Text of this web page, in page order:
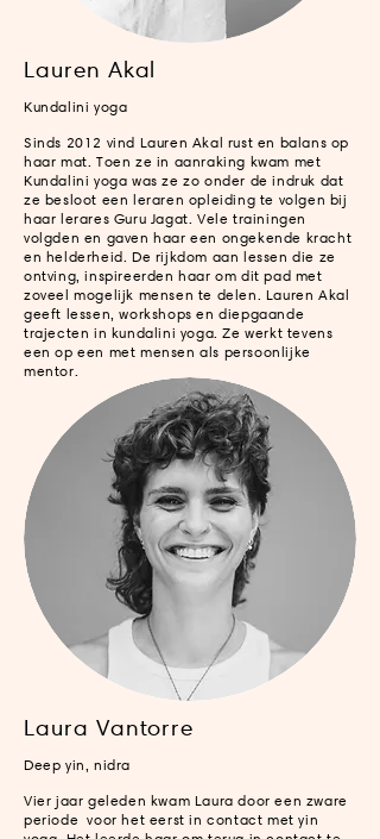
Lauren Akal
Kundalini yoga
Sinds 2012 vind Lauren Akal rust en balans op
haar mat. Toen ze in aanraking kwam met
Kundalini yoga was ze zo onder de indruk dat
ze besloot een leraren opleiding te volgen bij
haar lerares Guru Jagat. Vele trainingen
volgden en gaven haar een ongekende kracht
en helderheid. De rijkdom aan lessen die ze
ontving, inspireerden haar om dit pad met
zoveel mogelijk mensen te delen. Lauren Akal
geeft lessen, workshops en diepgaande
trajecten in kundalini yoga. Ze werkt tevens
een op een met mensen als persoonlijke
mentor.
Laura Vantorre
Deep yin, nidra
Vier jaar geleden kwam Laura door een zware
periode voor het eerst in contact met yin